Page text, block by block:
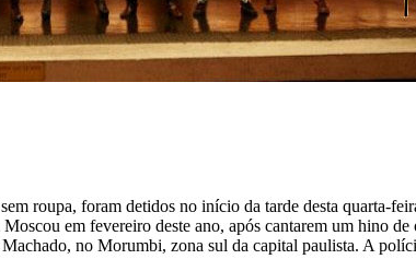
roupa, foram detidos no início da tarde desta quarta-
em fevereiro deste ano, após cantarem um hino
no Morumbi, zona sul da capital paulista. A